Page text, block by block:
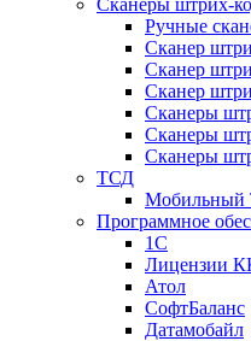
Сканеры штрих-
Ручные
Сканер
Сканер
Сканер
Сканеры
Сканеры
Сканеры
ТСД
Программное
1С
Лицензии
Атол
СофтБаланс
Датамобайл